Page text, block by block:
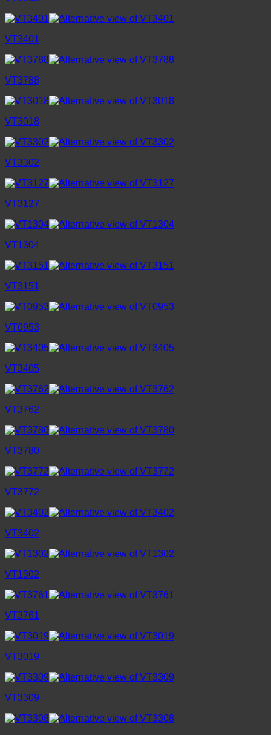
VT3401
VT3788
VT3018
VT3302
VT3127
VT1304
VT3151
VT0953
VT3405
VT3762
VT3780
VT3772
VT3402
VT1302
VT3761
VT3019
VT3309